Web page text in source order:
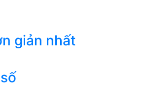
giản nhất